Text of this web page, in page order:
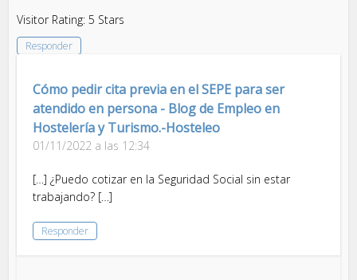
Visitor Rating: 5 Stars
Responder
Cómo pedir cita previa en el SEPE para ser
atendido en persona - Blog de Empleo en
Hostelería y Turismo.-Hosteleo
01/11/2022 a las 12:34
[…] ¿Puedo cotizar en la Seguridad Social sin estar
trabajando? […]
Responder